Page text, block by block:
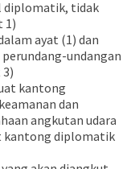
diplomatik, tidak
1)
ayat (1) dan
undangan
kantong
dan
angkutan udara
kantong diplomatik